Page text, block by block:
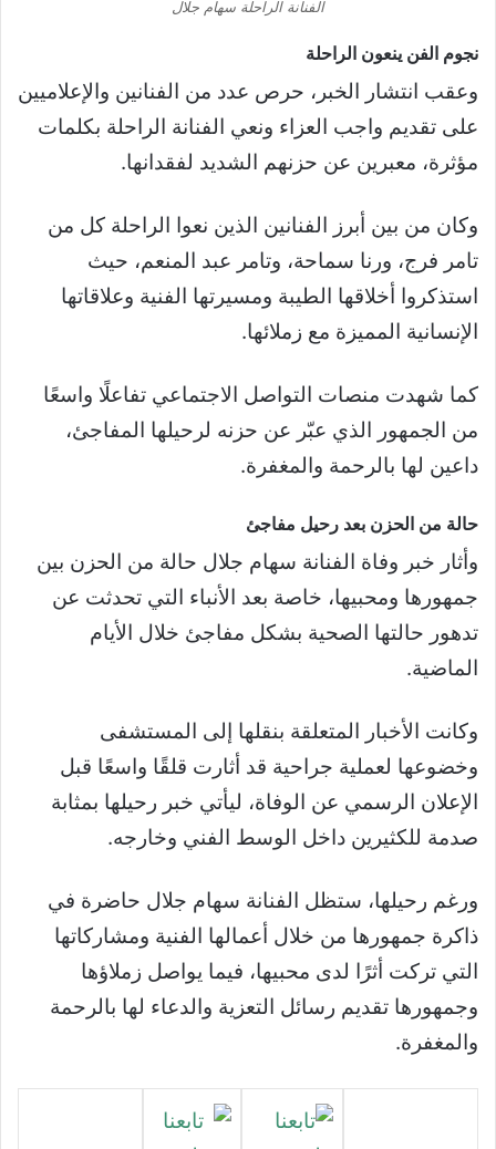
الفنانة الراحلة سهام جلال
نجوم الفن ينعون الراحلة
وعقب انتشار الخبر، حرص عدد من الفنانين والإعلاميين
على تقديم واجب العزاء ونعي الفنانة الراحلة بكلمات
مؤثرة، معبرين عن حزنهم الشديد لفقدانها.
وكان من بين أبرز الفنانين الذين نعوا الراحلة كل من
تامر فرج، ورنا سماحة، وتامر عبد المنعم، حيث
استذكروا أخلاقها الطيبة ومسيرتها الفنية وعلاقاتها
الإنسانية المميزة مع زملائها.
كما شهدت منصات التواصل الاجتماعي تفاعلًا واسعًا
من الجمهور الذي عبّر عن حزنه لرحيلها المفاجئ،
داعين لها بالرحمة والمغفرة.
حالة من الحزن بعد رحيل مفاجئ
وأثار خبر وفاة الفنانة سهام جلال حالة من الحزن بين
جمهورها ومحبيها، خاصة بعد الأنباء التي تحدثت عن
تدهور حالتها الصحية بشكل مفاجئ خلال الأيام
الماضية.
وكانت الأخبار المتعلقة بنقلها إلى المستشفى
وخضوعها لعملية جراحية قد أثارت قلقًا واسعًا قبل
الإعلان الرسمي عن الوفاة، ليأتي خبر رحيلها بمثابة
صدمة للكثيرين داخل الوسط الفني وخارجه.
ورغم رحيلها، ستظل الفنانة سهام جلال حاضرة في
ذاكرة جمهورها من خلال أعمالها الفنية ومشاركاتها
التي تركت أثرًا لدى محبيها، فيما يواصل زملاؤها
وجمهورها تقديم رسائل التعزية والدعاء لها بالرحمة
والمغفرة.